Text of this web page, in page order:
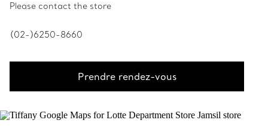
Please contact the store
(02-)6250-8660
Prendre rendez-vous